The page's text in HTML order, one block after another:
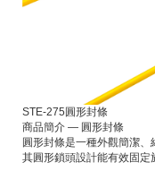
STE-275圓形封條
商品簡介 — 圓形封條
圓形封條是一種外觀簡潔、結構堅固
其圓形鎖頭設計能有效固定於指定位置，具備良好的防竄改性與